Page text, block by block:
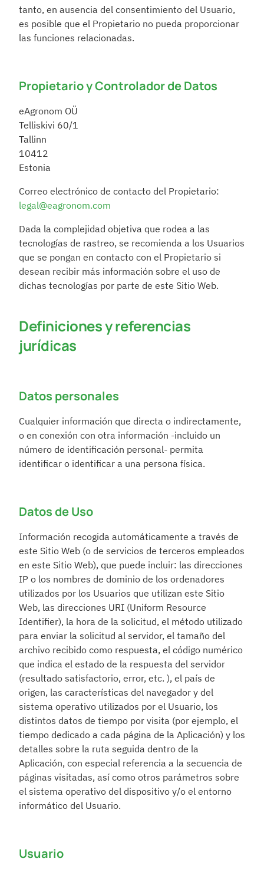
tanto, en ausencia del consentimiento del Usuario,
es posible que el Propietario no pueda proporcionar
las funciones relacionadas.
Propietario y Controlador de Datos
eAgronom OÜ
Telliskivi 60/1
Tallinn
10412
Estonia
legal@eagronom.com
Dada la complejidad objetiva que rodea a las
tecnologías de rastreo, se recomienda a los Usuarios
que se pongan en contacto con el Propietario si
desean recibir más información sobre el uso de
dichas tecnologías por parte de este Sitio Web.
Definiciones y referencias
jurídicas
Datos personales
Cualquier información que directa o indirectamente,
o en conexión con otra información -incluido un
número de identificación personal- permita
identificar o identificar a una persona física.
Datos de Uso
Información recogida automáticamente a través de
este Sitio Web (o de servicios de terceros empleados
en este Sitio Web), que puede incluir: las direcciones
IP o los nombres de dominio de los ordenadores
utilizados por los Usuarios que utilizan este Sitio
Web, las direcciones URI (Uniform Resource
Identifier), la hora de la solicitud, el método utilizado
para enviar la solicitud al servidor, el tamaño del
archivo recibido como respuesta, el código numérico
que indica el estado de la respuesta del servidor
(resultado satisfactorio, error, etc. ), el país de
origen, las características del navegador y del
sistema operativo utilizados por el Usuario, los
distintos datos de tiempo por visita (por ejemplo, el
tiempo dedicado a cada página de la Aplicación) y los
detalles sobre la ruta seguida dentro de la
Aplicación, con especial referencia a la secuencia de
páginas visitadas, así como otros parámetros sobre
el sistema operativo del dispositivo y/o el entorno
informático del Usuario.
Usuario